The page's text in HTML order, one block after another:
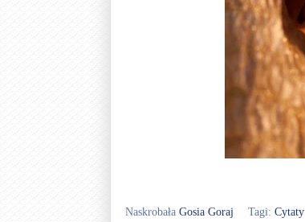
Naskrobała Gosia Goraj Tagi: Cytaty